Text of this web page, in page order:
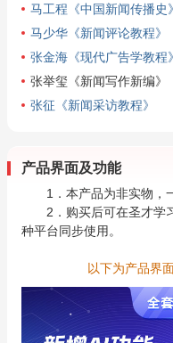
马工程《中国新闻传播史》
马少华《新闻评论教程》
张金海《现代广告学教程》
张举玺《新闻写作新编》
张征《新闻采访教程》
产品界面及功能
1．本产品为非实物，
2．购买后可在圣才学
种平台同步使用。
以下为产品界